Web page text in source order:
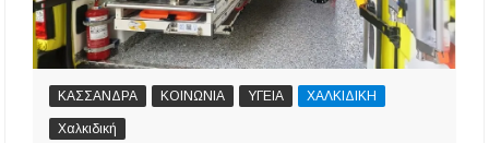
ΚΑΣΣΑΝΔΡΑ ΚΟΙΝΩΝΙΑ ΥΓΕΙΑ ΧΑΛΚΙΔΙΚΗ
Χαλκιδική